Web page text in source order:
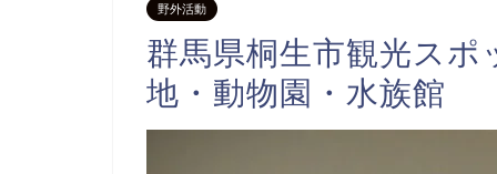
野外活動
群馬県桐生市観光スポ
地・動物園・水族館